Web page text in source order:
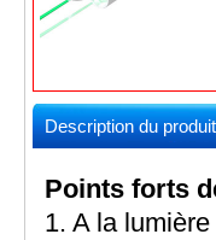
Description du produit
Points forts
1. A la